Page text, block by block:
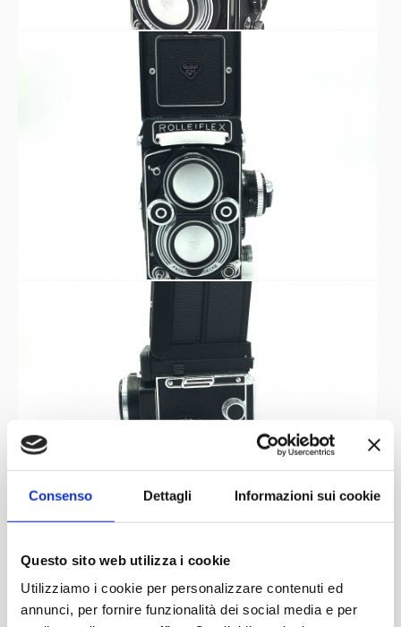
Consenso Dettagli Informazioni sui cookie
Questo sito web utilizza i cookie
Utilizziamo i cookie per personalizzare contenuti ed
annunci, per fornire funzionalità dei social media e per